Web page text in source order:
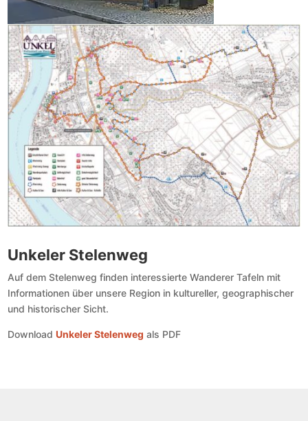
Unkeler Stelenweg
Auf dem Stelenweg finden interessierte Wanderer Tafeln mit
Informationen über unsere Region in kultureller, geographischer
und historischer Sicht.
DownloadUnkeler Stelenweg als PDF